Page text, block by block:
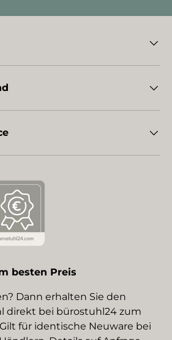
besten Preis
Dann erhalten Sie den
direkt bei bürostuhl24 zum
für identische Neuware bei